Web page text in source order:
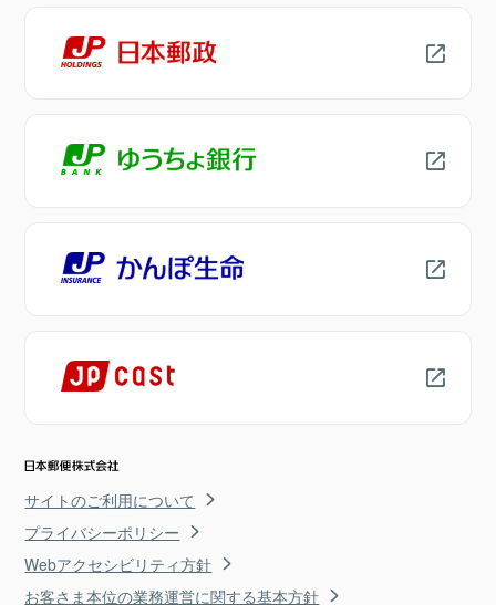
サイトのご利用について
プライバシーポリシー
Webアクセシビリティ方針
お客さま本位の業務運営に関する基本方針